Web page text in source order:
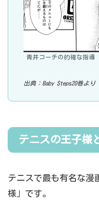
青井コーチの的確な指導
出典：Baby Steps20巻より
テニスの王子様
テニスで最も有名な漫
様」です。